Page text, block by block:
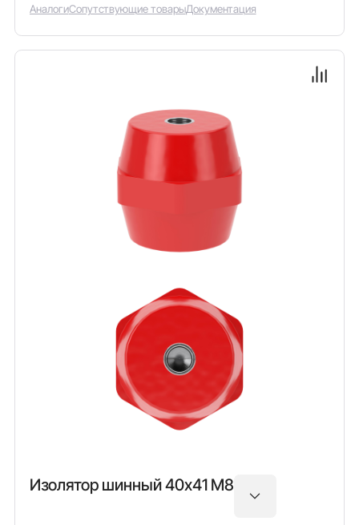
АналогиСопутствующие товарыДокументация
Изолятор шинный 40х41 М8